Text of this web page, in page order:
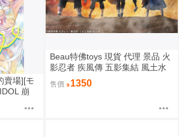
賣場][モ
崩
Beau特佛toys 現貨 代理 景品 火
影忍者 疾風傳 五影集結 風土水
影 我愛羅 大野木 照美冥 0302
售價 1350